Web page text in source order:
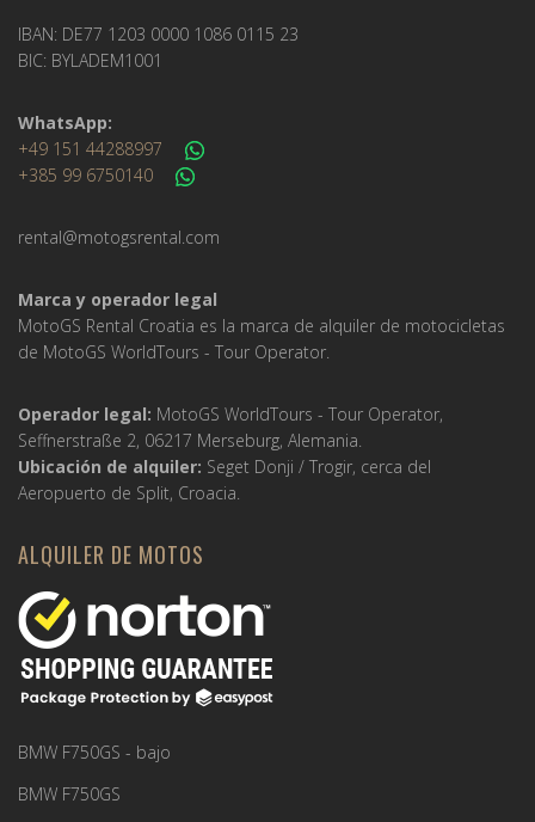
IBAN: DE77 1203 0000 1086 0115 23
BIC: BYLADEM1001
WhatsApp:
+49 151 44288997
+385 99 6750140
rental@motogsrental.com
Marca y operador legal
MotoGS Rental Croatia es la marca de alquiler de motocicletas
de MotoGS WorldTours - Tour Operator
Operador legal: MotoGS WorldTours - Tour Operator,
Seffnerstraße 2, 06217 Merseburg, Alemania.
Ubicación de alquiler: Seget Donji / Trogir, cerca del
Aeropuerto de Split, Croacia.
ALQUILER DE MOTOS
BMW F750GS - bajo
BMW F750GS